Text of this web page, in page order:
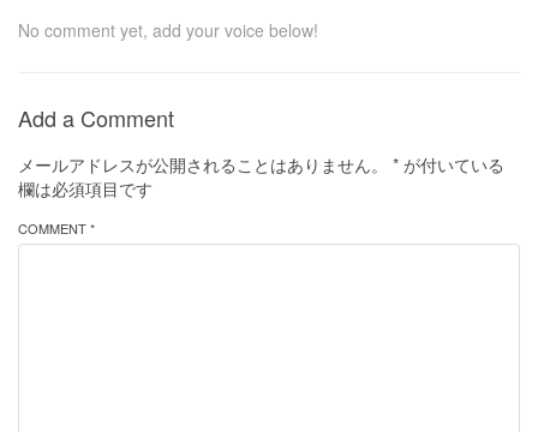
No comment yet, add your voice below!
Add a Comment
メールアドレスが公開されることはありません。 * が付いている
欄は必須項目です
COMMENT *